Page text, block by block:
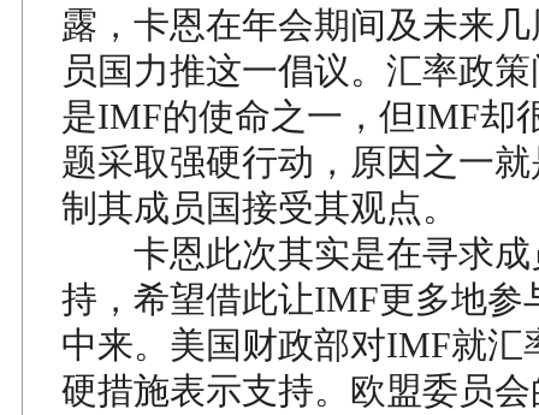
露，卡恩在年会期间及未来
员国力推这一倡议。汇率政
是IMF的使命之一，但IMF却
题采取强硬行动，原因之一
制其成员国接受其观点。
卡恩此次其实是在寻求成
持，希望借此让IMF更多地参
中来。美国财政部对IMF就汇
硬措施表示支持。欧盟委员